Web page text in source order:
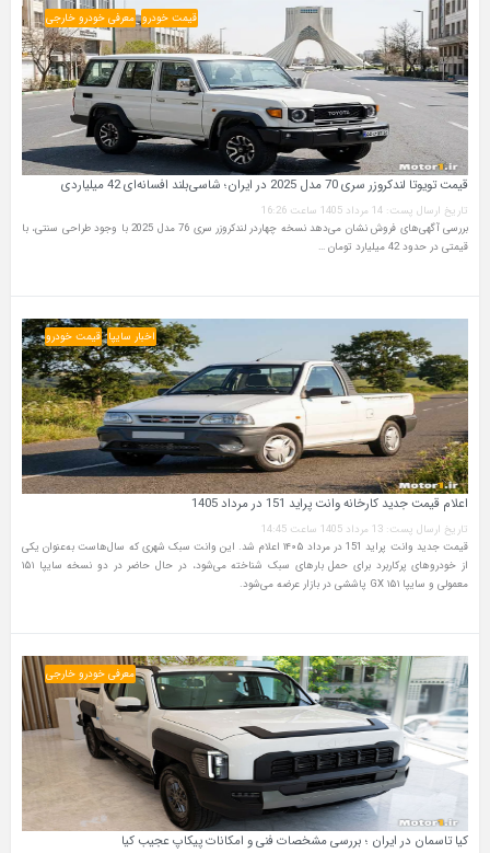
قیمت خودرو معرفی خودرو خارجی
قیمت تویوتا لندکروزر سری 70 مدل 2025 در ایران؛ شاسی‌بلند افسانه‌ای 42 میلیاردی
تاریخ ارسال پست: 14 مرداد 1405 ساعت 16:26
بررسی آگهی‌های فروش نشان می‌دهد نسخه چهاردر لندکروزر سری 76 مدل 2025 با وجود طراحی سنتی، با
قیمتی در حدود 42 میلیارد تومان …
اخبار سایپا قیمت خودرو
اعلام قیمت جدید کارخانه وانت پراید 151 در مرداد 1405
تاریخ ارسال پست: 13 مرداد 1405 ساعت 14:45
قیمت جدید وانت پراید 151 در مرداد ۱۴۰۵ اعلام شد. این وانت سبک شهری که سال‌هاست به‌عنوان یکی
از خودروهای پرکاربرد برای حمل بارهای سبک شناخته می‌شود، در حال حاضر در دو نسخه سایپا ۱۵۱
معمولی و سایپا ۱۵۱ GX پاششی در بازار عرضه می‌شود.
معرفی خودرو خارجی
کیا تاسمان در ایران ؛ بررسی مشخصات فنی و امکانات پیکاپ عجیب کیا